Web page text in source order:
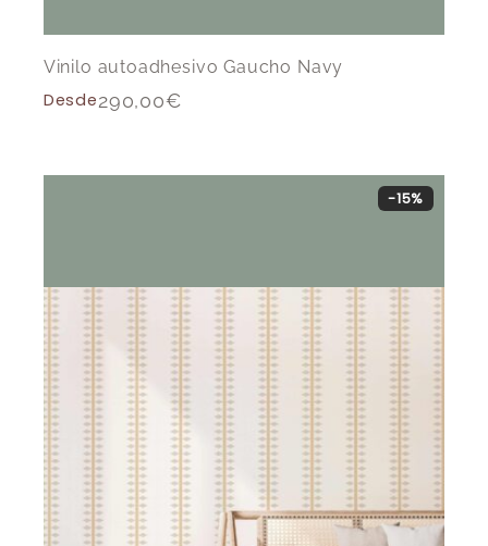
Vinilo autoadhesivo Gaucho Navy
Desde290,00€
-15%